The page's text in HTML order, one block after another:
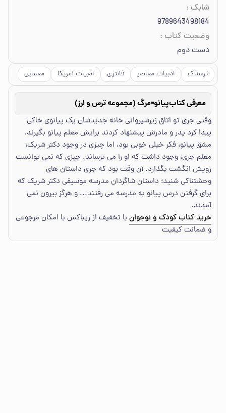
شابک :
9789643498184
وضعیت کتاب :
دست دوم
ترسناک ادبیات معاصر فانتزی ادبیات آمریکا معمایی
معرفی کتابپیانو=مرگ (مجموعه ترس و لرز)
وقتی جری تو اتاق زیرشیروانی خانه جدیدشان یک پیانوی خاکی
پیدا کرد پدر و مادرش پیشنهاد کردند برایش معلم پیانو بگیرند.
مشق پیانو، فکر خیلی خوبی بود، اما چیزی در وجود دکتر شریک،
معلم جری، وجود داشت که او را می ترساند. چیزی که نمی توانست
رویش انگشت بگذارد. آن وقت بود که جری داستان های
وحشتناکی شنید؛ داستان شاگردان مدرسه موسیقی دکتر شریک که
برای گرفتن درس پیانو به مدرسه می رفتند... و هرگز بیرون نمی
آمدند.
خرید کتاب کودک و نوجوان با تخفیف از ریباکس با امکان مرجوعی
و ضمانت کیفیت